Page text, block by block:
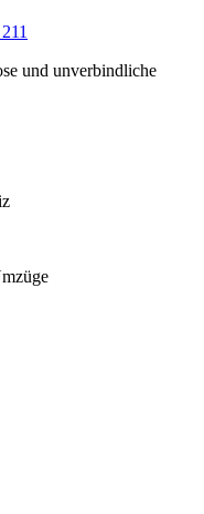
und unverbindliche